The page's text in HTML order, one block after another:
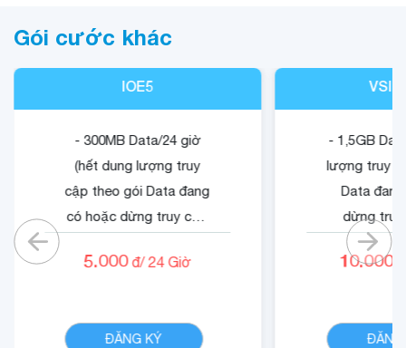
Gói cước khác
IOE5
- 300MB Data/24 giờ
(hết dung lượng truy
cập theo gói Data đang
có hoặc dừng truy cập
- Cộng 500 RUBY.
5.000đ/ 24 Giờ
ĐĂNG KÝ
- 1,5GB
lượng truy
Data
dừng truy
không
- Quyền lợi
10.000
ĐĂNG